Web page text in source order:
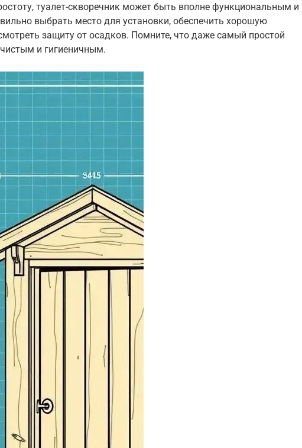
туалет-скворечник может быть вполне функциональным и
выбрать место для установки, обеспечить хорошую
защиту от осадков. Помните, что даже самый простой
и гигиеничным.